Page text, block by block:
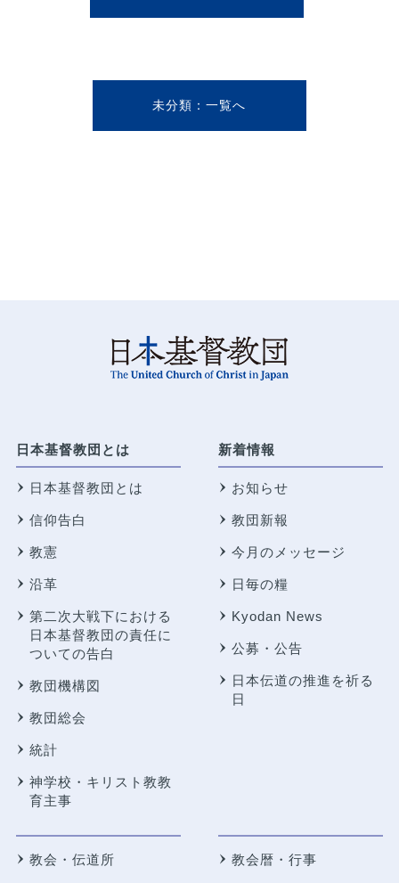
未分類
日本基督教団とは
日本基督教団とは
信仰告白
教憲
沿革
第二次大戦下における
日本基督教団の責任に
ついての告白
教団機構図
教団総会
統計
神学校・キリスト教教
育主事
新着情報
お知らせ
教団新報
今月のメッセージ
日毎の糧
Kyodan News
公募・公告
日本伝道の推進を祈る
日
教会・伝道所 教会暦・行事